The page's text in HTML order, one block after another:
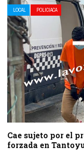
LOCAL POLICIACA
Cae sujeto por el
forzada en